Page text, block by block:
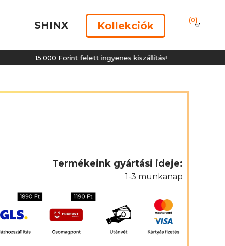
SHINX Kollekciók (0)
15.000 Forint felett ingyenes kiszállítás!
Termékeink gyártási ideje:
1-3 munkanap